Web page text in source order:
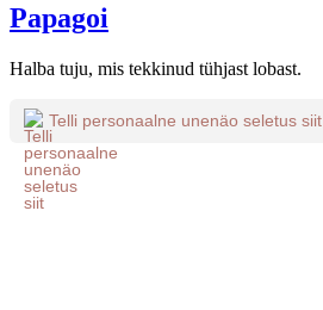
Papagoi
Halba tuju, mis tekkinud tühjast lobast.
Telli personaalne unenäo seletus siit